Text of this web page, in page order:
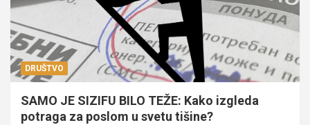
DRUŠTVO
SAMO JE SIZIFU BILO TEŽE: Kako izgleda
potraga za poslom u svetu tišine?